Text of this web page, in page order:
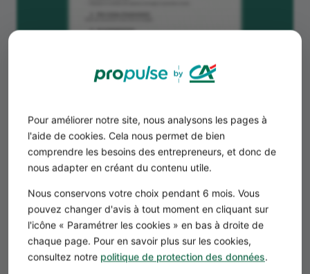
Pour améliorer notre site, nous analysons les pages à
l'aide de cookies. Cela nous permet de bien
comprendre les besoins des entrepreneurs, et donc de
nous adapter en créant du contenu utile.
Nous conservons votre choix pendant 6 mois. Vous
pouvez changer d'avis à tout moment en cliquant sur
l'icône « Paramétrer les cookies » en bas à droite de
chaque page. Pour en savoir plus sur les cookies,
consultez notre politique de protection des données.
La présentation de votre projet de
sophrologue
Dans cette première étape du business